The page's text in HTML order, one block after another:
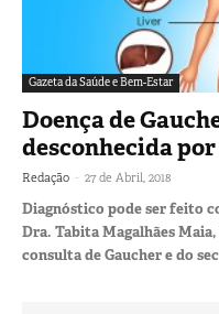
Gazeta da Saúde e Bem-Estar
Doença de
desconhecida
Redação - 27 de Abril, 2018
Diagnóstico pode ser feito
Dra. Tabita Magalhães
consulta de Gaucher e do